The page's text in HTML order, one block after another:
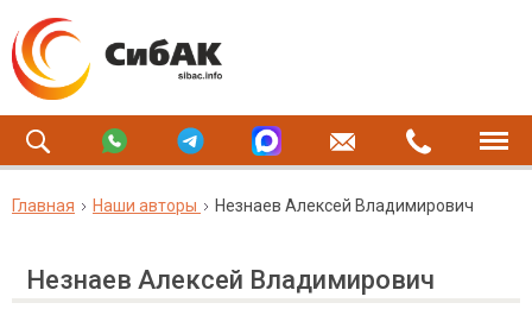
Главная Наши авторы Незнаев Алексей Владимирович
Незнаев Алексей Владимирович